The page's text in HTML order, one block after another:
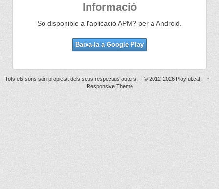
Informació
So disponible a l'aplicació APM? per a Android.
Baixa-la a Google Play
Tots els sons són propietat dels seus respectius autors. © 2012-2026 Playful.cat
↑
Responsive Theme